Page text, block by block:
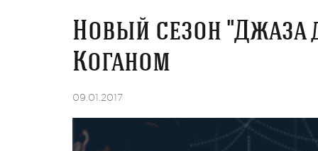
Новый сезон "Джаза
Коганом
09.01.2017